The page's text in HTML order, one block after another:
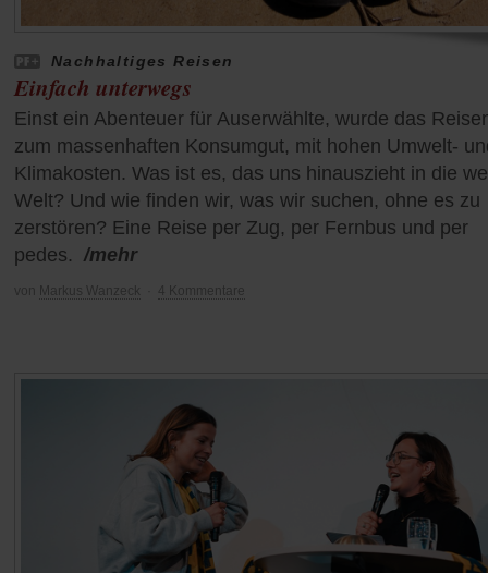
Nachhaltiges Reisen
Einfach unterwegs
Einst ein Abenteuer für Auserwählte, wurde das
zum massenhaften Konsumgut, mit hohen Umwelt-
Klimakosten. Was ist es, das uns hinauszieht in die
Welt? Und wie finden wir, was wir suchen, ohne es zu
zerstören? Eine Reise per Zug, per Fernbus und per
pedes. /mehr
von Markus Wanzeck 4 Kommentare